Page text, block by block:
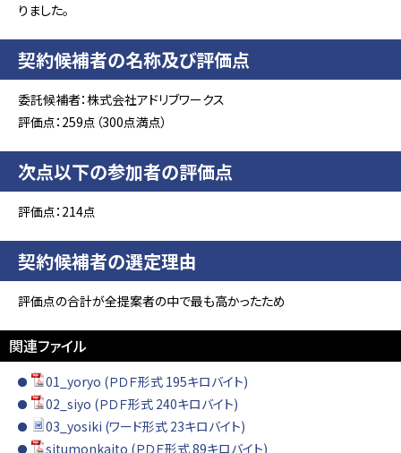
りました。
契約候補者の名称及び評価点
委託候補者：株式会社アドリブワークス
評価点：259点（300点満点）
次点以下の参加者の評価点
評価点：214点
契約候補者の選定理由
評価点の合計が全提案者の中で最も高かったため
関連ファイル
01_yoryo (ＰＤＦ形式 195キロバイト)
02_siyo (ＰＤＦ形式 240キロバイト)
03_yosiki (ワード形式 23キロバイト)
situmonkaito (ＰＤＦ形式 89キロバイト)